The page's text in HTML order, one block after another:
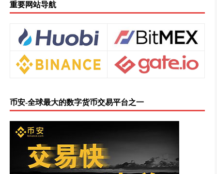
重要网站导航
币安-全球最大的数字货币交易平台之一